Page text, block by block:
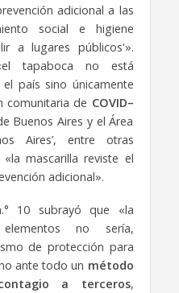
adicional a las
social e higiene
a lugares públicos'».
tapaboca no está
país sino únicamente
comunitaria de COVID–
Buenos Aires y el Área
Aires’, entre otras
mascarilla reviste el
adicional».
10 subrayó que «la
no sería,
de protección para
ante todo un método
a terceros,